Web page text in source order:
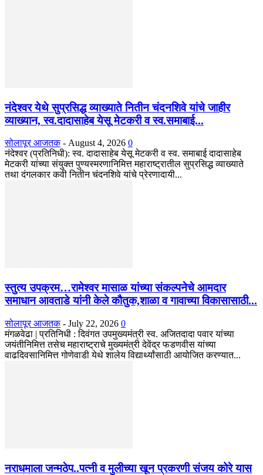
नंदेश्वर येथे सुप्रसिद्ध व्याख्याते नितीन चंदनशिवे यांचे जाहीर
व्याख्यान, स्व.दादासाहेब येसू मेटकरी व स्व.समाबाई...
सोलापूर आजतक - August 4, 2026 0
नंदेश्वर (प्रतिनिधी): स्व. दादासाहेब येसू मेटकरी व स्व. समाबाई दादासाहेब
मेटकरी यांच्या संयुक्त पुण्यस्मरणानिमित्त महाराष्ट्रातील सुप्रसिद्ध व्याख्याते
तथा दंगलकार कवी नितीन चंदनशिवे यांचे प्रेरणादायी...
स्तुत्य उपक्रम…रामेश्वर मासाळ यांच्या संकल्पनेचे आमदार
समाधान आवताडे यांनी केले कौतुक,शाळा व गावाच्या विकासासाठी...
सोलापूर आजतक - July 22, 2026 0
मंगळवेढा | प्रतिनिधी : दिवंगत उपमुख्यमंत्री स्व. अजितदादा पवार यांच्या
जयंतीनिमित्त तसेच महाराष्ट्राचे मुख्यमंत्री देवेंद्र फडणवीस यांच्या
वाढदिवसानिमित्त गोणेवाडी येथे शालेय विद्यार्थ्यांसाठी आयोजित करण्यात...
नराधमाला जन्मठेप..पत्नी व मुलीच्या खून प्रकरणी संजय कोरे यास